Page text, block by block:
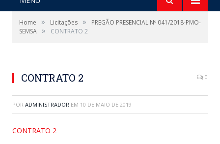
Home » Licitações »
PREGÃO PRESENCIAL Nº 041/2018-PMO-
SEMSA » CONTRATO 2
CONTRATO 2 0
POR ADMINISTRADOR EM 10 DE MAIO DE 2019
CONTRATO 2